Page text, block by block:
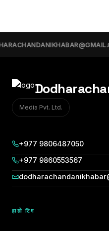
Media Pvt. Ltd.
+977 9806487050
+977 9860553567
हाम्रो टिम